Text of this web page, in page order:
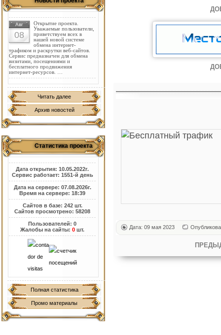
Авг
08
Открытие проекта.
Уважаемые пользователи,
приветствуем всех в
нашей новой системе
обмена интернет-
трафиком и раскрутки веб-сайтов.
Сервис предназначен для обмена
визитами, посещениями и
бесплатного продвижения
интернет-ресурсов. …
Читать далее
Архив новостей
Статистика проекта
Дата открытия: 10.05.2022г.
Сервис работает: 1551-й день
Дата на сервере: 07.08.2026г.
Время на сервере: 18:39
Сайтов в базе: 242 шт.
Сайтов просмотрено: 58208
Пользователей: 0
Жалобы на сайты:0 шт.
Полная статистика
Промо материалы
Дата: 09 мая 2023